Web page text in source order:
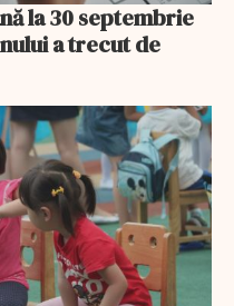
la 30 septembrie
a trecut de